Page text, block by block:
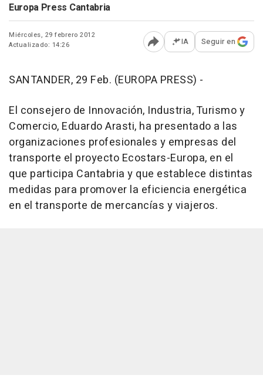
Europa Press Cantabria
Miércoles, 29 febrero 2012
Actualizado: 14:26
Abrir opciones para
IA Seguir en
SANTANDER, 29 Feb. (EUROPA PRESS) -
El consejero de Innovación, Industria, Turismo y
Comercio, Eduardo Arasti, ha presentado a las
organizaciones profesionales y empresas del
transporte el proyecto Ecostars-Europa, en el
que participa Cantabria y que establece distintas
medidas para promover la eficiencia energética
en el transporte de mercancías y viajeros.